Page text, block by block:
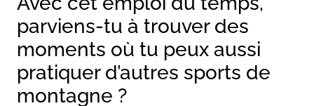
parviens-tu à trouver des
moments où tu peux aussi
pratiquer d’autres sports de
montagne ?